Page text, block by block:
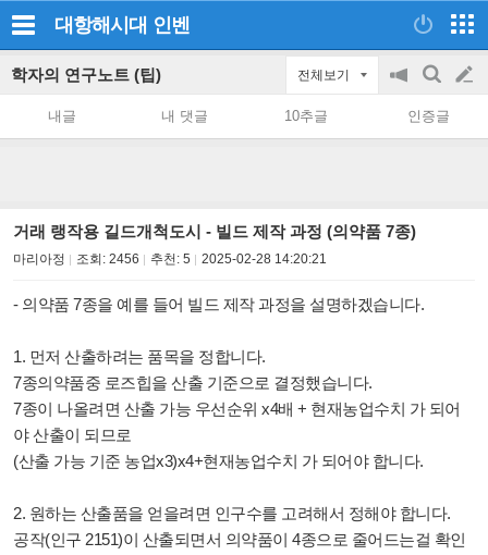
대항해시대 인벤
학자의 연구노트 (팁) 전체보기
공
on/off
검
색
글
쓰
내글 내 댓글 10추글 인증글
거래 랭작용 길드개척도시 - 빌드 제작 과정 (의약품 7종)
마리아정 조회: 2456 추천: 5 2025-02-28 14:20:21
- 의약품 7종을 예를 들어 빌드 제작 과정을 설명하겠습니다.
1. 먼저 산출하려는 품목을 정합니다.
7종의약품중 로즈힙을 산출 기준으로 결정했습니다.
7종이 나올려면 산출 가능 우선순위 x4배 + 현재농업수치 가 되어
야 산출이 되므로
(산출 가능 기준 농업x3)x4+현재농업수치 가 되어야 합니다.
2. 원하는 산출품을 얻을려면 인구수를 고려해서 정해야 합니다.
공작(인구 2151)이 산출되면서 의약품이 4종으로 줄어드는걸 확인